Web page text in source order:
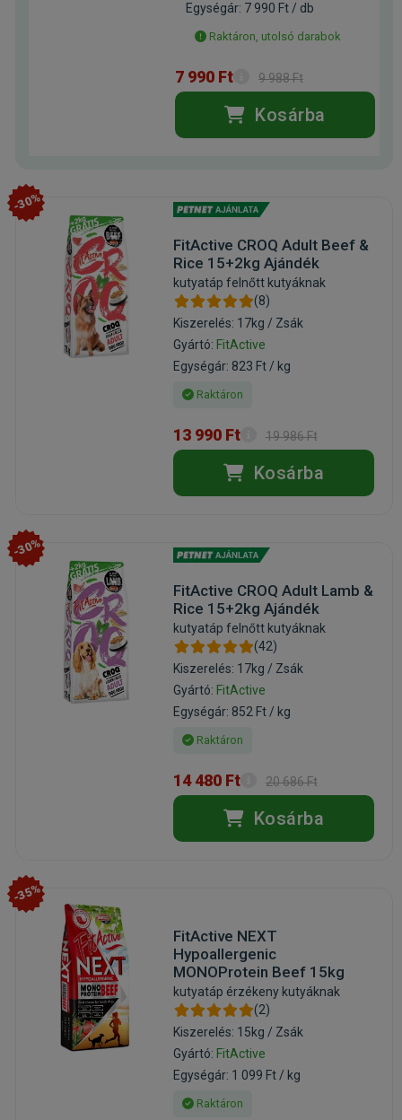
Egységár: 7 990 Ft / db
Raktáron, utolsó darabok
7 990 Ft 9 988 Ft
Kosárba
-30%
FitActive CROQ Adult Beef &
Rice 15+2kg Ajándék
kutyatáp felnőtt kutyáknak
(8)
Kiszerelés: 17kg / Zsák
Gyártó: FitActive
Egységár: 823 Ft / kg
Raktáron
13 990 Ft 19 986 Ft
Kosárba
-30%
FitActive CROQ Adult Lamb &
Rice 15+2kg Ajándék
kutyatáp felnőtt kutyáknak
(42)
Kiszerelés: 17kg / Zsák
Gyártó: FitActive
Egységár: 852 Ft / kg
Raktáron
14 480 Ft 20 686 Ft
Kosárba
-35%
FitActive NEXT
Hypoallergenic
MONOProtein Beef 15kg
kutyatáp érzékeny kutyáknak
(2)
Kiszerelés: 15kg / Zsák
Gyártó: FitActive
Egységár: 1 099 Ft / kg
Raktáron